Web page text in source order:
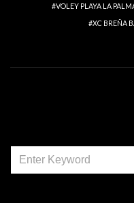
VOLEY PLAYA LA
XC BREÑA
FOR: